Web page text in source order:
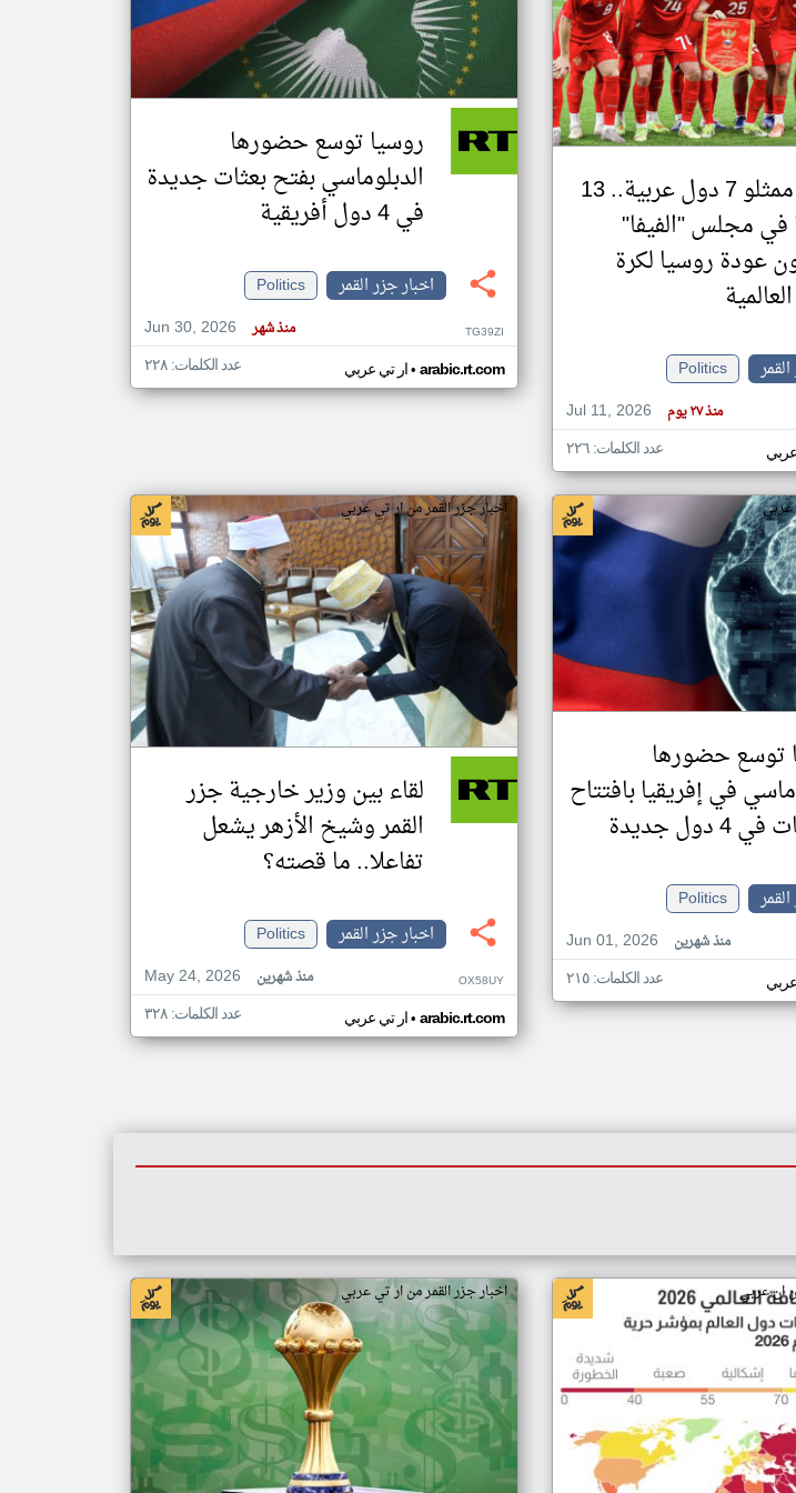
تغيير الدولة
اخبار جزر القمر على مدار الساعة
أهم اخبار جزر القمر العاجلة والمباشرة
بينهم ممثلو 7 دول عربية.. 13
مجلس "الفيفا"
عودة روسيا لكرة
Politics
Jul 11, 2026
منذ ٢٧ يوم
عدد الكلمات: ٢٢٦
روسيا توسع حضورها
الدبلوماسي بفتح بعثات جديدة
في 4 دول أفريقية
اخبار جزر القمر
Politics
Jun 30, 2026
منذ شهر TG39ZI
ار تي عربي• arabic.rt.com عدد الكلمات: ٢٢٨
عربي
توسع حضورها
في إفريقيا بافتتاح
دول جديدة
Politics
Jun 01, 2026
منذ شهرين
عدد الكلمات: ٢١٥
اخبار جزر القمر من ار تي عربي
لقاء بين وزير خارجية جزر
القمر وشيخ الأزهر يشعل
تفاعلا.. ما قصته؟
اخبار جزر القمر
Politics
May 24, 2026
منذ شهرين OX58UY
ار تي عربي• arabic.rt.com عدد الكلمات: ٣٢٨
ان عربي اخبار جزر القمر من ار تي عربي
klyoum.com